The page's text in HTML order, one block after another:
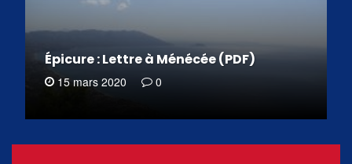
Épicure : Lettre à Ménécée (PDF)
15 mars 2020 0